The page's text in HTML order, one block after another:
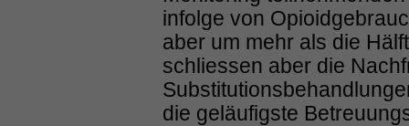
infolge von
aber um mehr als die
schliessen aber die
die geläufigste